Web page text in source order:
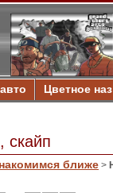
Цветное
скайп
ближе >